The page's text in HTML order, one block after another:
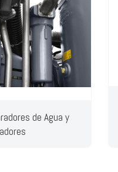
de Agua y